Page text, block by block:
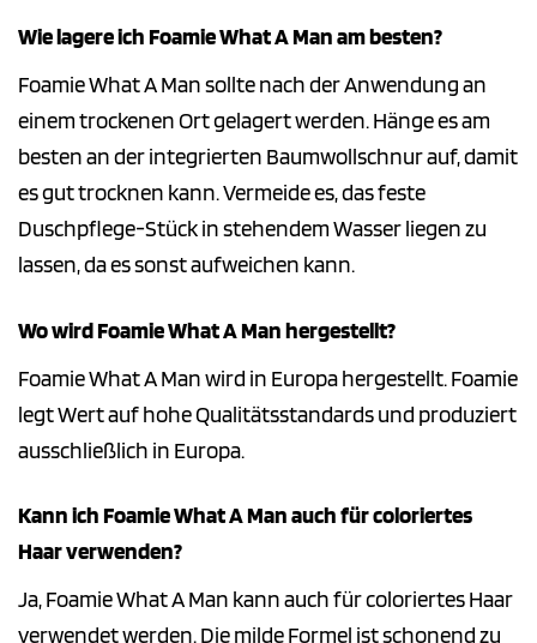
Wie lagere ich Foamie What A Man am besten?
Foamie What A Man sollte nach der Anwendung an
einem trockenen Ort gelagert werden. Hänge es am
besten an der integrierten Baumwollschnur auf, damit
es gut trocknen kann. Vermeide es, das feste
Duschpflege-Stück in stehendem Wasser liegen zu
lassen, da es sonst aufweichen kann.
Wo wird Foamie What A Man hergestellt?
Foamie What A Man wird in Europa hergestellt. Foamie
legt Wert auf hohe Qualitätsstandards und produziert
ausschließlich in Europa.
Kann ich Foamie What A Man auch für coloriertes
Haar verwenden?
Ja, Foamie What A Man kann auch für coloriertes Haar
verwendet werden. Die milde Formel ist schonend zu